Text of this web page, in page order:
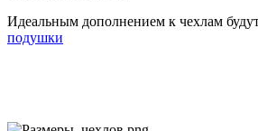
Идеальным дополнением к чехлам
подушки